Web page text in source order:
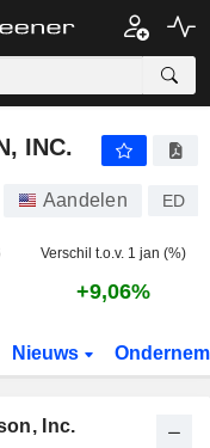
INC.
Aandelen ED
Verschil t.o.v. 1 jan (%)
+9,06%
Nieuws
Inc.